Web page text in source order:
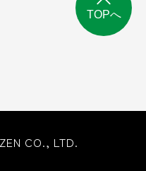
CO., LTD.
TOPへ